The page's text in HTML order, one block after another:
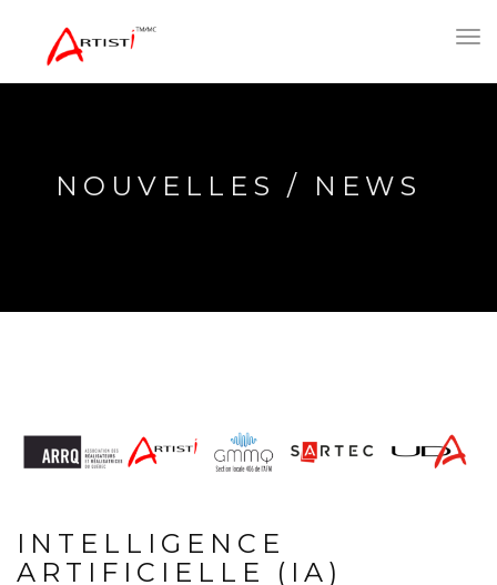
NOUVELLES / NEWS
INTELLIGENCE
ARTIFICIELLE (IA)